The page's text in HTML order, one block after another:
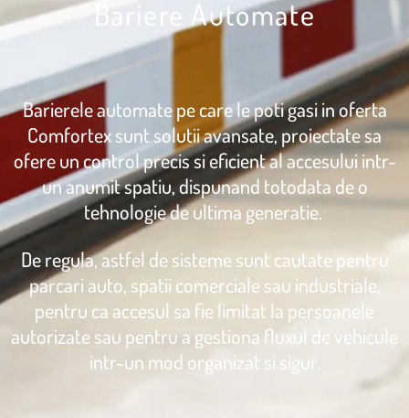
Bariere Automate
Barierele automate pe care le poti gasi in oferta
Comfortex sunt solutii avansate, proiectate sa
ofere un control precis si eficient al accesului intr-
un anumit spatiu, dispunand totodata de o
tehnologie de ultima generatie.
De regula, astfel de sisteme sunt cautate pentru
parcari auto, spatii comerciale sau industriale,
pentru ca accesul sa fie limitat la persoanele
autorizate sau pentru a gestiona fluxul de vehicule
intr-un mod organizat si sigur.